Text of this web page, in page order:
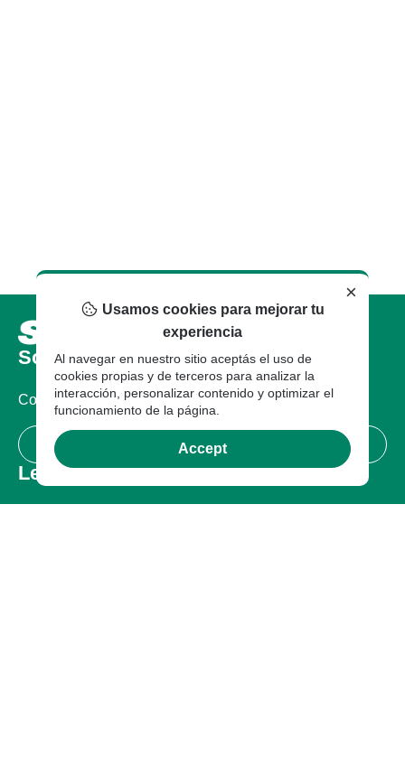
Sobre nosotros
Compañia
Certificaciones
Legal
×
Usamos cookies para mejorar tu
experiencia
Al navegar en nuestro sitio aceptás el uso de
cookies propias y de terceros para analizar la
interacción, personalizar contenido y optimizar el
funcionamiento de la página.
Accept